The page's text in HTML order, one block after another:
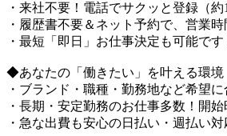
・来社不要！電話でサクッと登録（約
・履歴書不要＆ネット予約で、営業
・最短「即日」お仕事決定も可能です
◆あなたの「働きたい」を叶える環境
・ブランド・職種・勤務地など希望
・長期・安定勤務のお仕事多数！開
・急な出費も安心の日払い・週払い対